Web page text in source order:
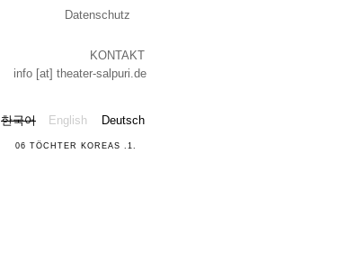
Datenschutz
KONTAKT
info [at] theater-salpuri.de
한국어 English Deutsch
06 TÖCHTER KOREAS .1.